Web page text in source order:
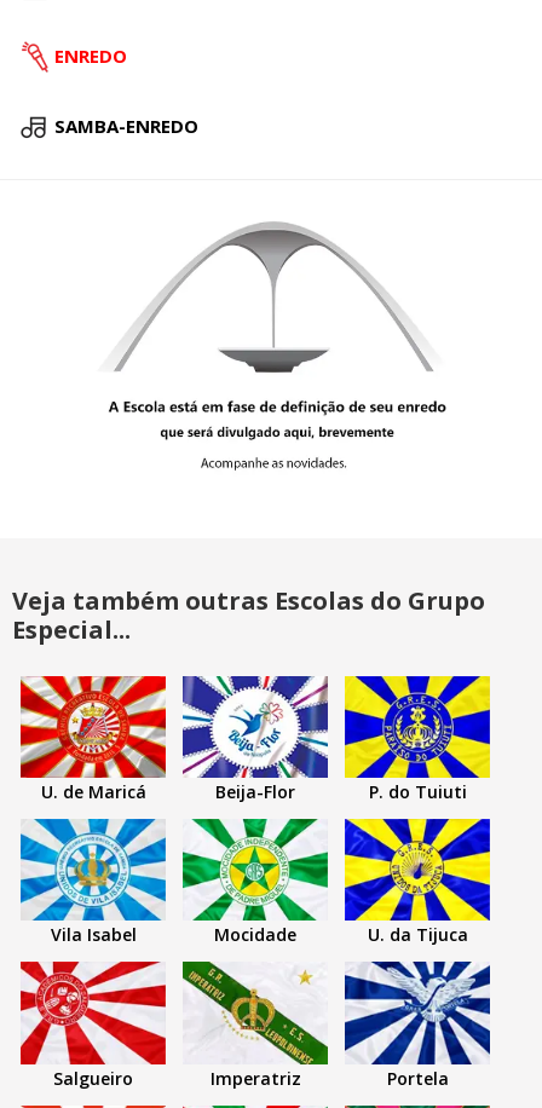
ENREDO
SAMBA-ENREDO
Veja também outras Escolas do Grupo
Especial...
U. de Maricá Beija-Flor P. do Tuiuti
Vila Isabel Mocidade U. da Tijuca
Salgueiro Imperatriz Portela